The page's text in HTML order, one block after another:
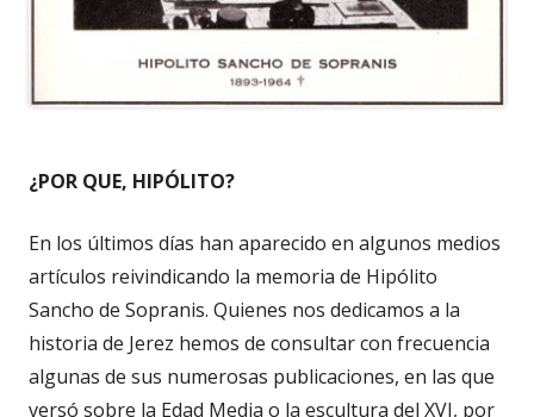
¿POR QUE, HIPÓLITO?
En los últimos días han aparecido en algunos medios
artículos reivindicando la memoria de Hipólito
Sancho de Sopranis. Quienes nos dedicamos a la
historia de Jerez hemos de consultar con frecuencia
algunas de sus numerosas publicaciones, en las que
versó sobre la Edad Media o la escultura del XVI, por